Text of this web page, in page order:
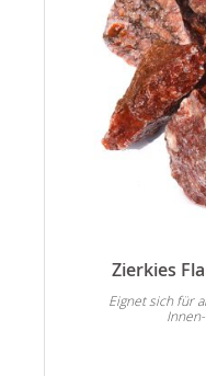
Zierkies
Eignet sich für